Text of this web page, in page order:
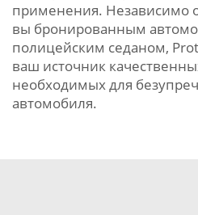
применения. Независимо
вы бронированным
полицейским седаном,
ваш источник
необходимых для
автомобиля.